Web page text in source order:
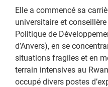
Elle a commencé sa
universitaire et
Politique de
d’Anvers), en se
situations fragiles et en
terrain intensives au
occupé divers postes